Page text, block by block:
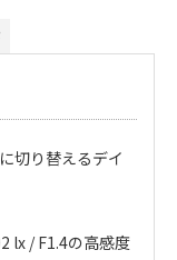
切り替えるデイ
lx / F1.4の高感度